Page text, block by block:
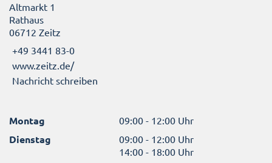
Altmarkt 1
Rathaus
06712 Zeitz
+49 3441 83-0
www.zeitz.de/
Nachricht schreiben
Montag 09:00 - 12:00 Uhr
Dienstag
09:00 - 12:00 Uhr
14:00 - 18:00 Uhr